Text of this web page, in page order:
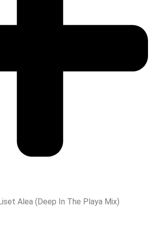
Alea (Deep In The Playa Mix)